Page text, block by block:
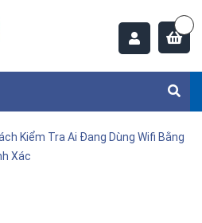
Kiểm Tra Ai Đang Dùng Wifi Bằng
Xác